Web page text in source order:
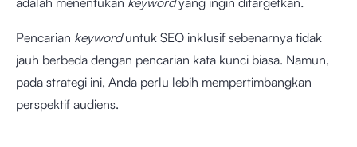
Pencarian keyworduntuk SEO inklusif sebenarnya tidak
jauh berbeda dengan pencarian kata kunci biasa. Namun,
pada strategi ini, Anda perlu lebih mempertimbangkan
perspektif audiens.